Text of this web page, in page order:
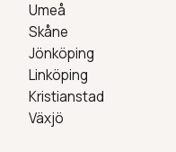
Umeå
Skåne
Jönköping
Linköping
Kristianstad
Växjö